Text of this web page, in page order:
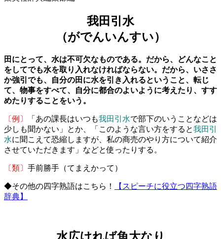
我田引水
（がでんいんすい）
田にとって、水は不可欠なものである。だから、どんなこと
をしてでも水を取り入れなければならない。だから、いささ
か強引でも、自分の田に水を引き入れるということ、転じ
て、物事をすべて、自分に都合のよいように考えたり、すす
めたりすることをいう。
〔例〕 「あの課長はいつも我田引水で部下のいうことなどは
少しも聞かない」とか、「このような言い方をすると我田引
水に聞こえて恐縮しますが、私の商売のやり方について紹介
させていただきます」などと使ったりする。
〔類〕 手前勝手（てまえかって）
◆その他の四字熟語はこちら！
【スピーチに役立つ四字熟語
辞典】